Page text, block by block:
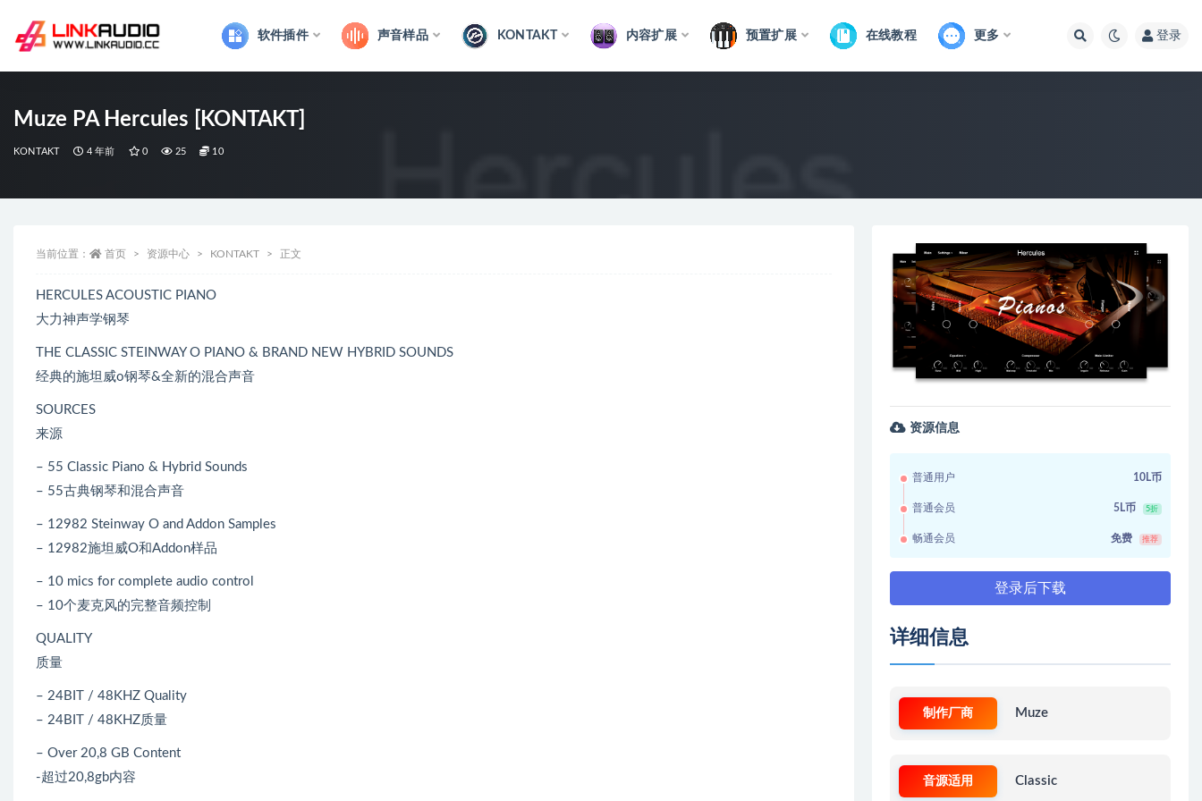
软件插件 声音样品 KONTAKT 内容扩展 预置扩展 在线教程 更多 登录
Muze PA Hercules [KONTAKT]
KONTAKT 4 年前 0 25 10
当前位置： 首页 资源中心 KONTAKT 正文
HERCULES ACOUSTIC PIANO
大力神声学钢琴
THE CLASSIC STEINWAY O PIANO & BRAND NEW HYBRID SOUNDS
经典的施坦威o钢琴&全新的混合声音
SOURCES
来源
– 55 Classic Piano & Hybrid Sounds
– 55古典钢琴和混合声音
– 12982 Steinway O and Addon Samples
– 12982施坦威O和Addon样品
– 10 mics for complete audio control
– 10个麦克风的完整音频控制
QUALITY
质量
– 24BIT / 48KHZ Quality
– 24BIT / 48KHZ质量
– Over 20,8 GB Content
-超过20,8gb内容
资源信息
普通用户 10L币
普通会员 5L币 5折
畅通会员 免费 推荐
登录后下载
详细信息
制作厂商 Muze
音源适用 Classic
全部